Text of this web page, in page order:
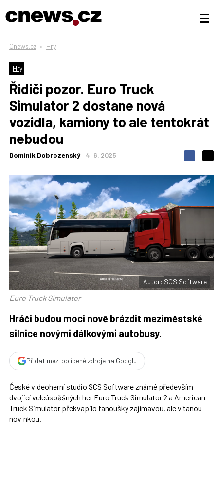
Cnews.cz » Hry
Hry
Řidiči pozor. Euro Truck
Simulator 2 dostane nová
vozidla, kamiony to ale tentokrát
nebudou
Dominik Dobrozenský 4. 6. 2025
S
d
í
l
e
S
í
l
e
t
a
c
e
o
o
k
í
t
í
i
Autor: SCS Software
Euro Truck Simulator
Hráči budou moci nově brázdit meziměstské
silnice novými dálkovými autobusy.
Přidat mezi oblíbené zdroje na Googlu
České videoherní studio SCS Software známé především
dvojicí veleúspěšných her Euro Truck Simulator 2 a American
Truck Simulator překvapilo fanoušky zajímavou, ale vítanou
novinkou.